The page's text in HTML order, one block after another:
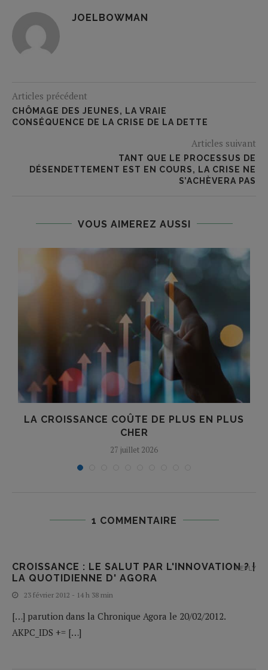
JOELBOWMAN
Articles précédent
CHÔMAGE DES JEUNES, LA VRAIE
CONSÉQUENCE DE LA CRISE DE LA DETTE
Articles suivant
TANT QUE LE PROCESSUS DE
DÉSENDETTEMENT EST EN COURS, LA CRISE NE
S’ACHÈVERA PAS
VOUS AIMEREZ AUSSI
LA CROISSANCE COÛTE DE PLUS EN PLUS
CHER
27 juillet 2026
1 COMMENTAIRE
CROISSANCE : LE SALUT PAR L'INNOVATION ? |
LA QUOTIDIENNE D' AGORA
23 février 2012 - 14 h 38 min
[…] parution dans la Chronique Agora le 20/02/2012.
AKPC_IDS += […]
REPLY